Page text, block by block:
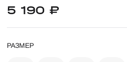
5 190 ₽
РАЗМЕР